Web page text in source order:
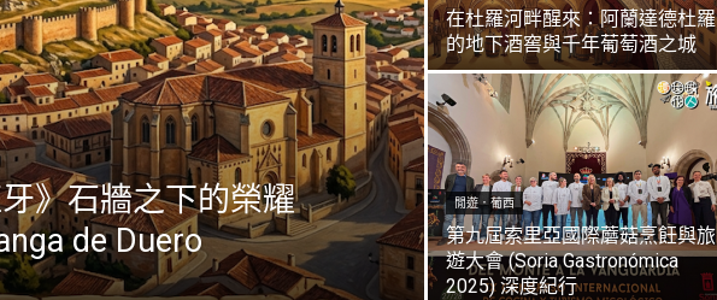
》石牆之下的榮耀
de Duero
在杜羅河畔醒來：阿蘭達德杜羅
的地下酒窖與千年葡萄酒之城
閒遊．葡西
第九屆索里亞國際蘑菇烹飪與旅
遊大會 (Soria Gastronómica
2025) 深度紀行